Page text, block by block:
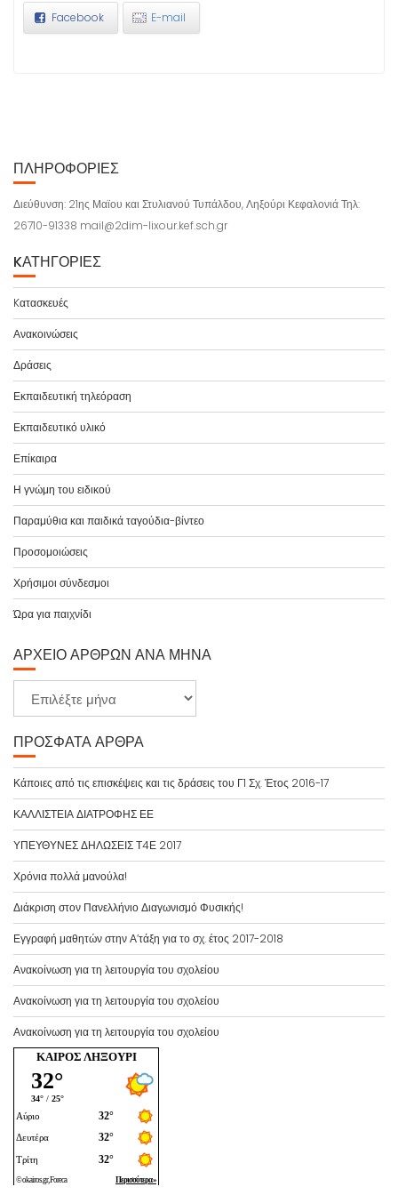
Facebook E-mail
ΠΛΗΡΟΦΟΡΊΕΣ
Διεύθυνση: 21ης Μαϊου και Στυλιανού Τυπάλδου, Ληξούρι Κεφαλονιά Τηλ:
26710-91338 mail@2dim-lixour.kef.sch.gr
KΑΤΗΓΟΡΊΕΣ
Kατασκευές
Ανακοινώσεις
Δράσεις
Εκπαιδευτική τηλεόραση
Εκπαιδευτικό υλικό
Επίκαιρα
Η γνώμη του ειδικού
Παραμύθια και παιδικά ταγούδια-βίντεο
Προσομοιώσεις
Χρήσιμοι σύνδεσμοι
Ώρα για παιχνίδι
ΑΡΧΕΊΟ ΆΡΘΡΩΝ ΑΝΆ ΜΉΝΑ
χ
ε
ί
ο
ά
ρ
θ
ρ
ω
ν
α
ν
ά
ή
ν
ΠΡΌΣΦΑΤΑ ΆΡΘΡΑ
Κάποιες από τις επισκέψεις και τις δράσεις του Γ1 Σχ. Έτος 2016-17
ΚΑΛΛΙΣΤΕΙΑ ΔΙΑΤΡΟΦΗΣ ΕΕ
ΥΠΕΥΘΥΝΕΣ ΔΗΛΩΣΕΙΣ Τ4Ε 2017
Χρόνια πολλά μανούλα!
Διάκριση στον Πανελλήνιο Διαγωνισμό Φυσικής!
Εγγραφή μαθητών στην Α’τάξη για το σχ. έτος 2017-2018
Ανακοίνωση για τη λειτουργία του σχολείου
Ανακοίνωση για τη λειτουργία του σχολείου
Ανακοίνωση για τη λειτουργία του σχολείου
ΚΑΙΡΌΣ ΛΗΞΟΎΡΙ